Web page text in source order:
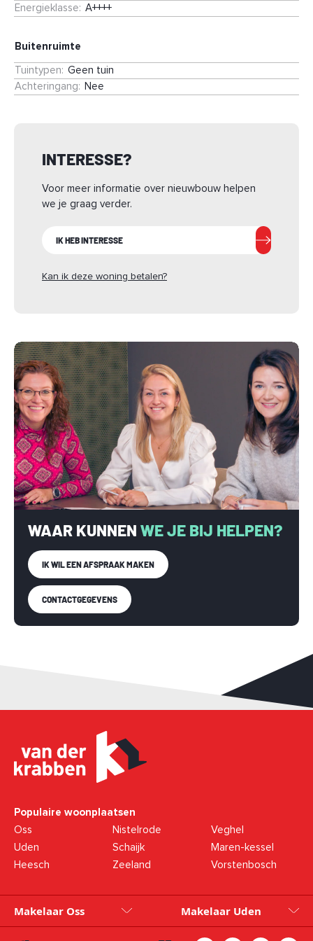
met de optie voor een dakkapel aan de achterzijde extra
Creëer jouw droomhuis! Zie jij jezelf hier al wonen?
Energieklasse: A++++
Buitenruimte
Tuintypen: Geen tuin
Achteringang: Nee
INTERESSE?
Voor meer informatie over nieuwbouw helpen
we je graag verder.
IK HEB INTERESSE
Kan ik deze woning betalen?
WAAR KUNNEN WE JE BIJ HELPEN?
IK WIL EEN AFSPRAAK MAKEN
CONTACTGEGEVENS
Populaire woonplaatsen
Oss
Uden
Heesch
Nistelrode
Schaijk
Zeeland
Veghel
Maren-kessel
Vorstenbosch
Makelaar Oss Makelaar Uden